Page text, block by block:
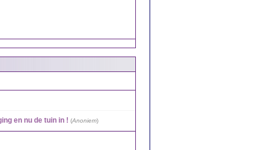
en nu de tuin in ! (Anoniem)